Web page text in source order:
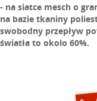
- na siatce mesch o
na bazie tkaniny
swobodny przepływ
światła to okolo 60%.